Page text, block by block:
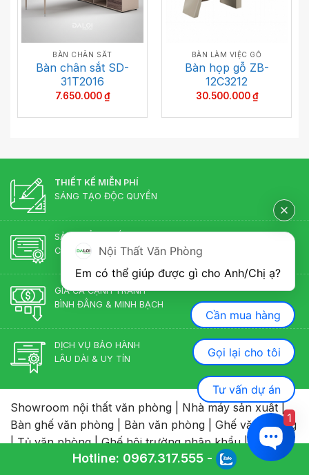
BÀN CHÂN SẮT
Bàn chân sắt SD-
31T2016
7.650.000₫
BÀN LÀM VIỆC GỖ
Bàn họp gỗ ZB-
12C3212
30.500.000₫
THIẾT KẾ MIỄN PHÍ
SÁNG TẠO ĐỘC QUYỀN
SẢN PHẨM CHẤT LƯỢNG
CHÍNH HÃNG ĐẢM BẢO
GIÁ CẢ CẠNH TRANH
BÌNH ĐẲNG & MINH BẠCH
DỊCH VỤ BẢO HÀNH
LÂU DÀI & UY TÍN
Showroom nội thất văn phòng Nhà máy sản xuất |
Bàn ghế văn phòng
Bàn văn phòng
Ghế văn phòng
|Tủ văn phòng|Ghế hội trường nhập khẩu|
Thiết kế
nội thất văn phòng| Nội thất khu công nghiệp |Cụm
Hotline: 0967.317.555 -
Nội Thất Văn Phòng
Cần mua hàng
Gọi lại cho tôi
Tư vấn dự án
1